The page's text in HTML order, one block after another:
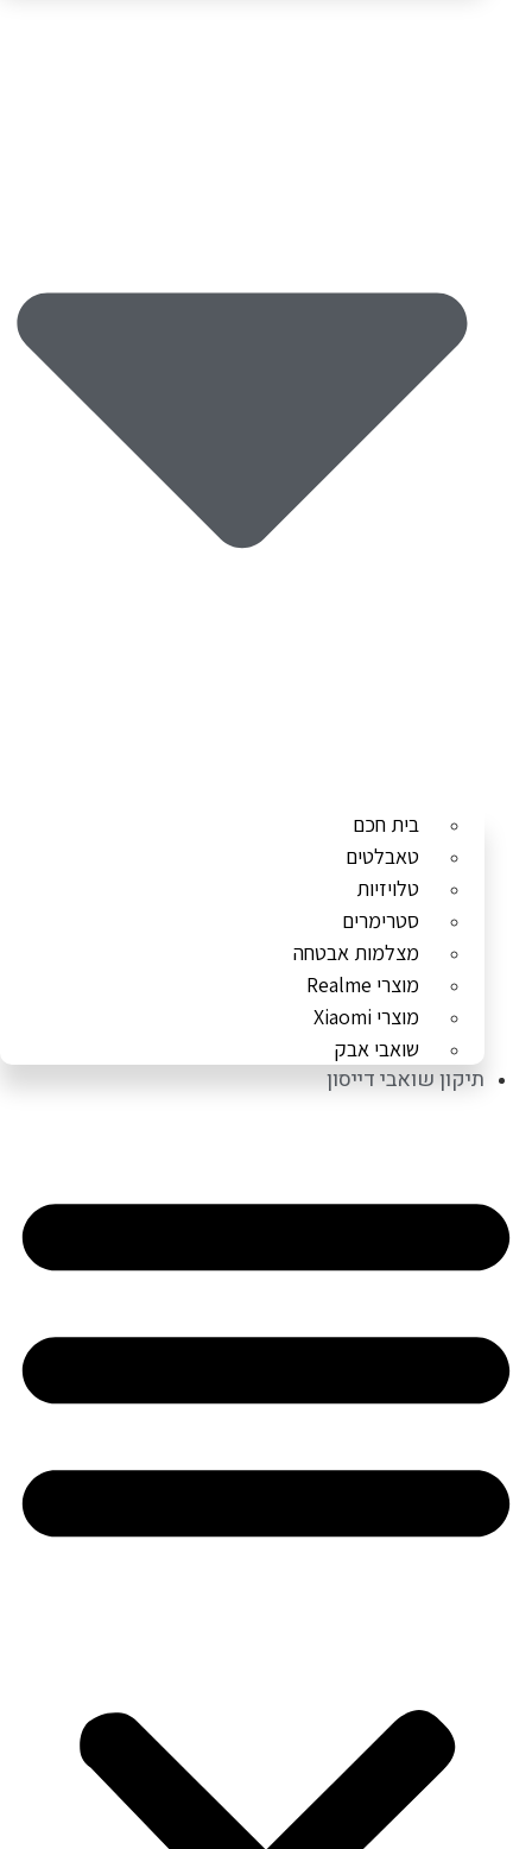
בית חכם
טאבלטים
טלויזיות
סטרימרים
מצלמות אבטחה
מוצרי Realme
מוצרי Xiaomi
שואבי אבק
תיקון שואבי דייסון